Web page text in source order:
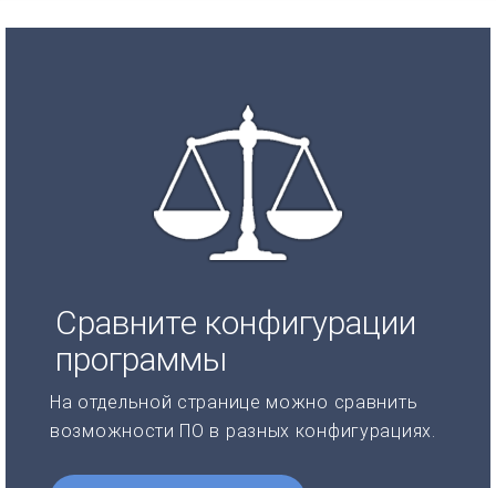
Сравните конфигурации
программы
На отдельной странице можно сравнить
возможности ПО в разных конфигурациях.